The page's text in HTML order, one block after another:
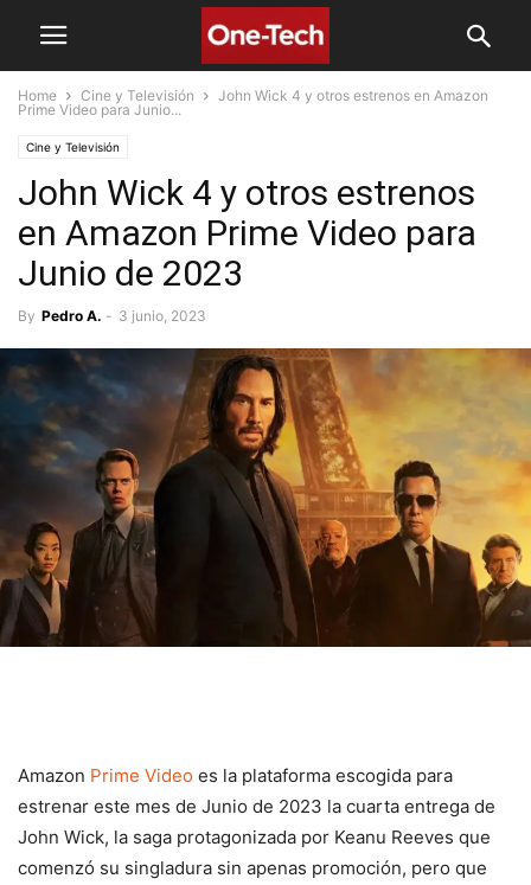
Home Cine y Televisión
John Wick 4 y otros estrenos en Amazon
Prime Video para Junio...
Cine y Televisión
John Wick 4 y otros estrenos
en Amazon Prime Video para
Junio de 2023
By Pedro A. - 3 junio, 2023
Amazon Prime Video es la plataforma escogida para
estrenar este mes de Junio de 2023 la cuarta entrega de
John Wick, la saga protagonizada por Keanu Reeves que
comenzó su singladura sin apenas promoción, pero que